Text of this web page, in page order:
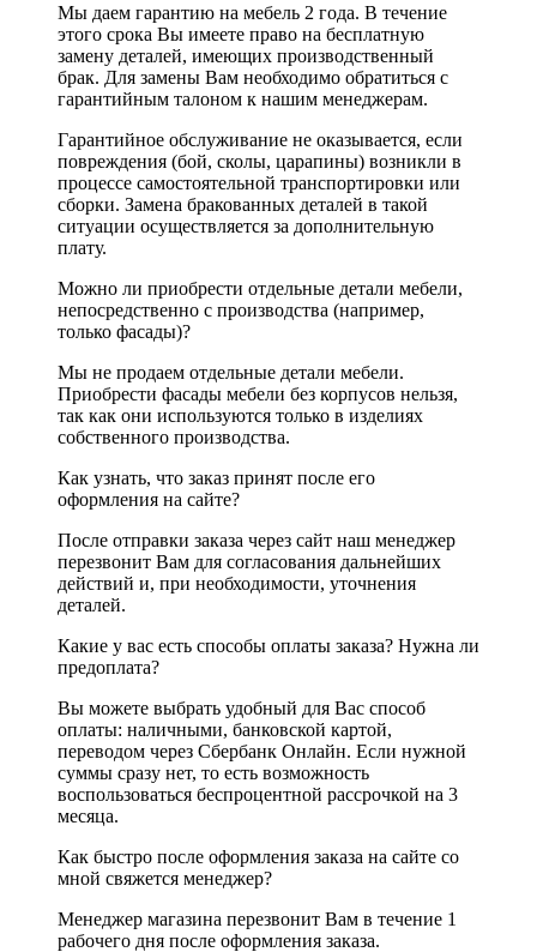
Мы даем гарантию на мебель 2 года. В течение
этого срока Вы имеете право на бесплатную
замену деталей, имеющих производственный
брак. Для замены Вам необходимо обратиться с
гарантийным талоном к нашим менеджерам.
Гарантийное обслуживание не оказывается, если
повреждения (бой, сколы, царапины) возникли в
процессе самостоятельной транспортировки или
сборки. Замена бракованных деталей в такой
ситуации осуществляется за дополнительную
плату.
Можно ли приобрести отдельные детали мебели,
непосредственно с производства (например,
только фасады)?
Мы не продаем отдельные детали мебели.
Приобрести фасады мебели без корпусов нельзя,
так как они используются только в изделиях
собственного производства.
Как узнать, что заказ принят после его
оформления на сайте?
После отправки заказа через сайт наш менеджер
перезвонит Вам для согласования дальнейших
действий и, при необходимости, уточнения
деталей.
Какие у вас есть способы оплаты заказа? Нужна ли
предоплата?
Вы можете выбрать удобный для Вас способ
оплаты: наличными, банковской картой,
переводом через Сбербанк Онлайн. Если нужной
суммы сразу нет, то есть возможность
воспользоваться беспроцентной рассрочкой на 3
месяца.
Как быстро после оформления заказа на сайте со
мной свяжется менеджер?
Менеджер магазина перезвонит Вам в течение 1
рабочего дня после оформления заказа.